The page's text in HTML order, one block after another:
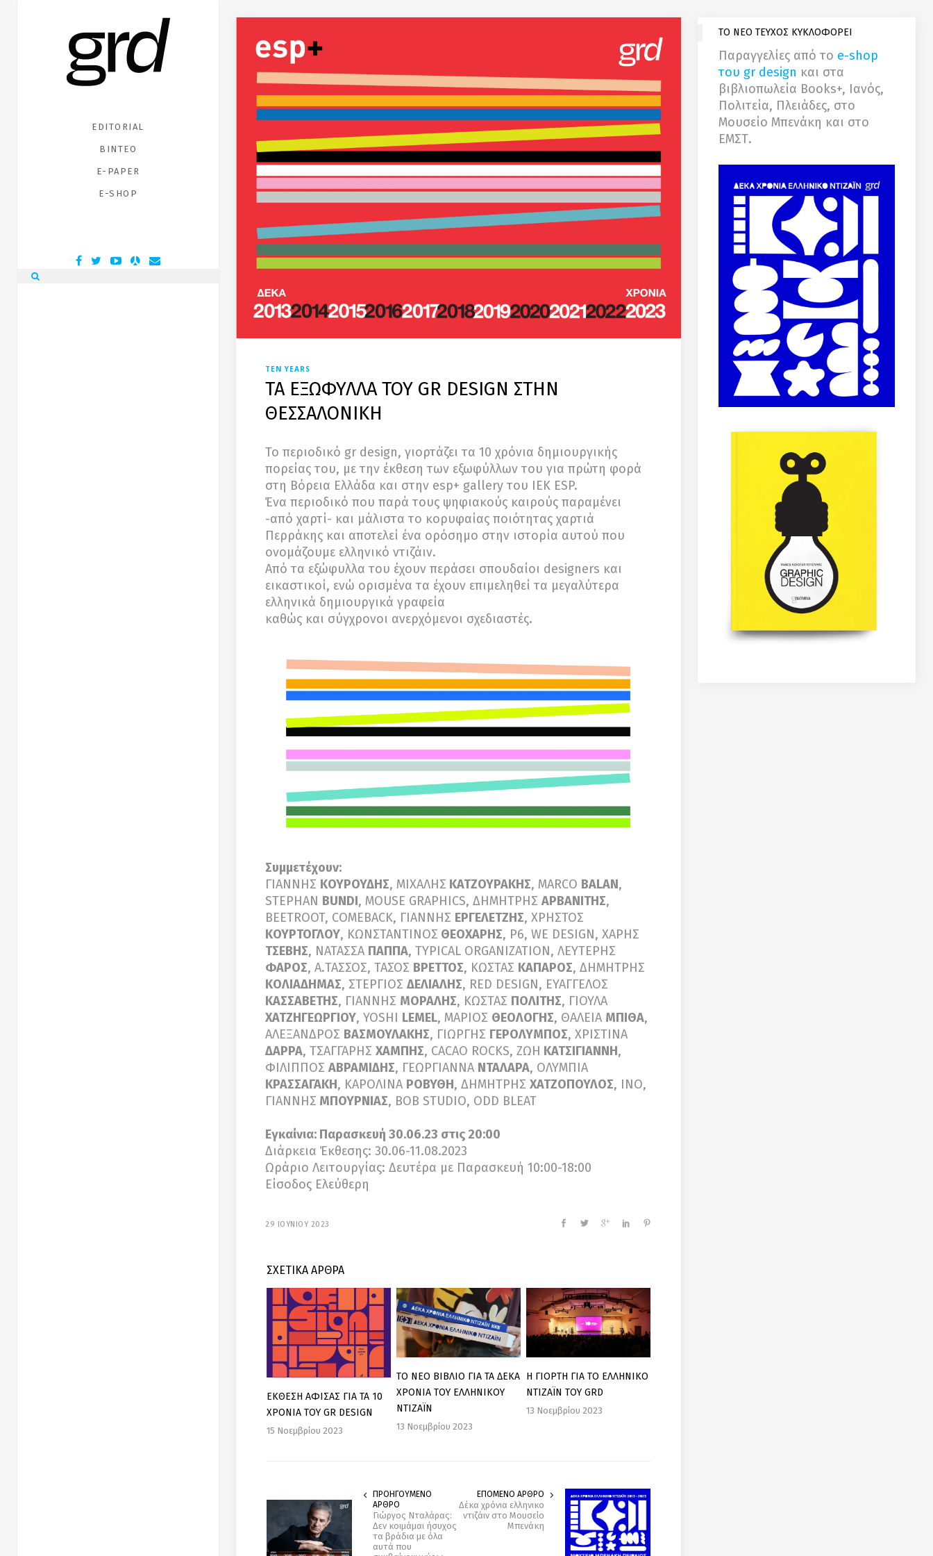
EDITORIAL
ΒΙΝΤΕΟ
E-PAPER
E-SHOP
TEN YEARS
ΤΑ ΕΞΩΦΥΛΛΑ ΤΟΥ GR DESIGN ΣΤΗΝ
ΘΕΣΣΑΛΟΝΙΚΗ
Το περιοδικό gr design, γιορτάζει τα 10 χρόνια δημιουργικής
πορείας του, με την έκθεση των εξωφύλλων του για πρώτη φορά
στη Βόρεια Ελλάδα και στην esp+ gallery του ΙΕΚ ESP.
Ένα περιοδικό που παρά τους ψηφιακούς καιρούς παραμένει
-από χαρτί- και μάλιστα το κορυφαίας ποιότητας χαρτιά
Περράκης και αποτελεί ένα ορόσημο στην ιστορία αυτού που
ονομάζουμε ελληνικό ντιζάιν.
Από τα εξώφυλλα του έχουν περάσει σπουδαίοι designers και
εικαστικοί, ενώ ορισμένα τα έχουν επιμεληθεί τα μεγαλύτερα
ελληνικά δημιουργικά γραφεία
καθώς και σύγχρονοι ανερχόμενοι σχεδιαστές.
Συμμετέχουν:
ΓΙΑΝΝΗΣ ΚΟΥΡΟΥΔΗΣ, ΜΙΧΑΛΗΣ ΚΑΤΖΟΥΡΑΚΗΣ, MARCO BALAN,
STEPHAN BUNDI, MOUSE GRAPHICS, ΔΗΜΗΤΡΗΣ ΑΡΒΑΝΙΤΗΣ,
BEETROOT, COMEBACK, ΓΙΑΝΝΗΣ ΕΡΓΕΛΕΤΖΗΣ, ΧΡΗΣΤΟΣ
ΚΟΥΡΤΟΓΛΟΥ, ΚΩΝΣΤΑΝΤΙΝΟΣ ΘΕΟΧΑΡΗΣ, P6, WE DESIGN, ΧΑΡΗΣ
ΤΣΕΒΗΣ, ΝΑΤΑΣΣΑ ΠΑΠΠΑ, TYPICAL ORGANIZATION, ΛΕΥΤΕΡΗΣ
ΦΑΡΟΣ, Α.ΤΑΣΣΟΣ, ΤΑΣΟΣ ΒΡΕΤΤΟΣ, ΚΩΣΤΑΣ ΚΑΠΑΡΟΣ, ΔΗΜΗΤΡΗΣ
ΚΟΛΙΑΔΗΜΑΣ, ΣΤΕΡΓΙΟΣ ΔΕΛΙΑΛΗΣ, RED DESIGN, ΕΥΑΓΓΕΛΟΣ
ΚΑΣΣΑΒΕΤΗΣ, ΓΙΑΝΝΗΣ ΜΟΡΑΛΗΣ, ΚΩΣΤΑΣ ΠΟΛΙΤΗΣ, ΓΙΟΥΛΑ
ΧΑΤΖΗΓΕΩΡΓΙΟΥ, YOSHI LEMEL, ΜΑΡΙΟΣ ΘΕΟΛΟΓΗΣ, ΘΑΛΕΙΑ ΜΠΙΘΑ,
ΑΛΕΞΑΝΔΡΟΣ ΒΑΣΜΟΥΛΑΚΗΣ, ΓΙΩΡΓΗΣ ΓΕΡΟΛΥΜΠΟΣ, ΧΡΙΣΤΙΝΑ
ΔΑΡΡΑ, ΤΣΑΓΓΑΡΗΣ ΧΑΜΠΗΣ, CACAO ROCKS, ΖΩΗ ΚΑΤΣΙΓΙΑΝΝΗ,
ΦΙΛΙΠΠΟΣ ΑΒΡΑΜΙΔΗΣ, ΓΕΩΡΓΙΑΝΝΑ ΝΤΑΛΑΡΑ, ΟΛΥΜΠΙΑ
ΚΡΑΣΣΑΓΑΚΗ, ΚΑΡΟΛΙΝΑ ΡΟΒΥΘΗ, ΔΗΜΗΤΡΗΣ ΧΑΤΖΟΠΟΥΛΟΣ, ΙΝΟ,
ΓΙΑΝΝΗΣ ΜΠΟΥΡΝΙΑΣ, BOB STUDIO, ODD BLEAT
Εγκαίνια: Παρασκευή 30.06.23 στις 20:00
Διάρκεια Έκθεσης: 30.06-11.08.2023
Ωράριο Λειτουργίας: Δευτέρα με Παρασκευή 10:00-18:00
Είσοδος Ελεύθερη
29 ΙΟΥΝΙΟΥ 2023
ΣΧΕΤΙΚΑ ΑΡΘΡΑ
EΚΘΕΣΗ ΑΦΙΣΑΣ ΓΙΑ ΤΑ 10
ΧΡΟΝΙΑ ΤΟΥ GR DESIGN
15 Νοεμβρίου 2023
ΤΟ ΝΕΟ ΒΙΒΛΙΟ ΓΙΑ ΤΑ ΔΕΚΑ
ΧΡΟΝΙΑ ΤΟΥ ΕΛΛΗΝΙΚΟΥ
ΝΤΙΖΑΪΝ
13 Νοεμβρίου 2023
Η ΓΙΟΡΤΗ ΓΙΑ ΤΟ ΕΛΛΗΝΙΚΟ
ΝΤΙΖΑΪΝ ΤΟΥ GRD
13 Νοεμβρίου 2023
ΠΡΟΗΓΟΥΜΕΝΟ
ΑΡΘΡΟ
Γιώργος Νταλάρας:
Δεν κοιμάμαι ήσυχος
τα βράδια με όλα
αυτά που
ΕΠΟΜΕΝΟ ΑΡΘΡΟ
Δέκα χρόνια ελληνικο
ντιζάιν στο Μουσείο
Μπενάκη
ΤΟ ΝΕΟ ΤΕΥΧΟΣ ΚΥΚΛΟΦΟΡΕΙ
Παραγγελίες από το e-shop
του gr design και στα
βιβλιοπωλεία Books+, Ιανός,
Πολιτεία, Πλειάδες, στο
Μουσείο Μπενάκη και στο
ΕΜΣΤ.